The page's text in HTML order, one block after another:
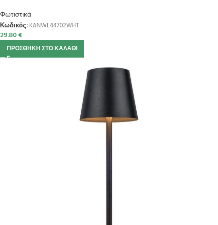
Φωτιστικά
Κωδικός: KANWL44702WHT
29.80€
ΠΡΟΣΘΉΚΗ ΣΤΟ ΚΑΛΆΘΙ